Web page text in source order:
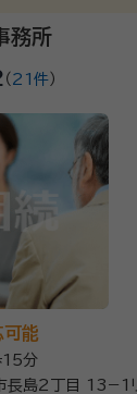
利用時期：2022/7
契約、金銭消費
チェック、経営
社）日本ドローン
ン法務セミナー
行させる際の
担っています。
務所
（ 21件 ）
可能
15分
長島2丁目 13−1リ